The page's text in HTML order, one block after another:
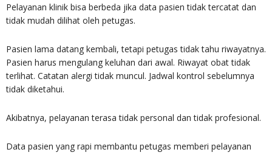
Pelayanan klinik bisa berbeda jika data pasien tidak tercatat dan
tidak mudah dilihat oleh petugas.
Pasien lama datang kembali, tetapi petugas tidak tahu riwayatnya.
Pasien harus mengulang keluhan dari awal. Riwayat obat tidak
terlihat. Catatan alergi tidak muncul. Jadwal kontrol sebelumnya
tidak diketahui.
Akibatnya, pelayanan terasa tidak personal dan tidak profesional.
Data pasien yang rapi membantu petugas memberi pelayanan